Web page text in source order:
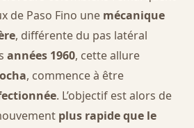
de Paso Fino une mécanique
, différente du pas latéral
années 1960, cette allure
, commence à être
. L’objectif est alors de
plus rapide que le